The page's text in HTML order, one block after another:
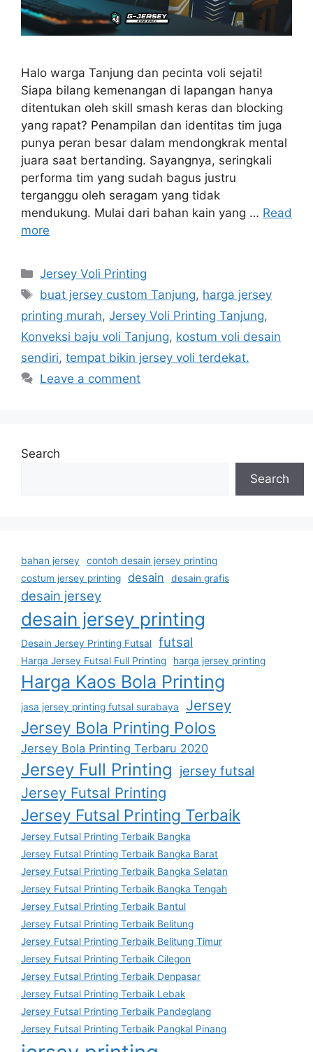
Halo warga Tanjung dan pecinta voli sejati!
Siapa bilang kemenangan di lapangan hanya
ditentukan oleh skill smash keras dan blocking
yang rapat? Penampilan dan identitas tim juga
punya peran besar dalam mendongkrak mental
juara saat bertanding. Sayangnya, seringkali
performa tim yang sudah bagus justru
terganggu oleh seragam yang tidak
mendukung. Mulai dari bahan kain yang … Read
more
Categories
Jersey Voli Printing
Tags
buat jersey custom Tanjung, harga jersey
printing murah, Jersey Voli Printing Tanjung,
Konveksi baju voli Tanjung, kostum voli desain
sendiri, tempat bikin jersey voli terdekat.
Leave a comment
Search
Search
bahan jersey
contoh desain jersey printing
costum jersey printing
desain desain grafis
desain jersey
desain jersey printing
Desain Jersey Printing Futsal futsal
Harga Jersey Futsal Full Printing harga jersey printing
Harga Kaos Bola Printing
jasa jersey printing futsal surabaya Jersey
Jersey Bola Printing Polos
Jersey Bola Printing Terbaru 2020
Jersey Full Printing jersey futsal
Jersey Futsal Printing
Jersey Futsal Printing Terbaik
Jersey Futsal Printing Terbaik Bangka
Jersey Futsal Printing Terbaik Bangka Barat
Jersey Futsal Printing Terbaik Bangka Selatan
Jersey Futsal Printing Terbaik Bangka Tengah
Jersey Futsal Printing Terbaik Bantul
Jersey Futsal Printing Terbaik Belitung
Jersey Futsal Printing Terbaik Belitung Timur
Jersey Futsal Printing Terbaik Cilegon
Jersey Futsal Printing Terbaik Denpasar
Jersey Futsal Printing Terbaik Lebak
Jersey Futsal Printing Terbaik Pandeglang
Jersey Futsal Printing Terbaik Pangkal Pinang